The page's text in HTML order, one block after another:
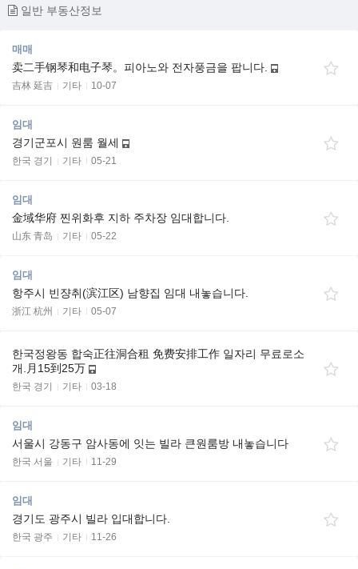
일반 부동산정보
매매
卖二手钢琴和电子琴。피아노와 전자풍금을 팝니다.
吉林 延吉 기타 10-07
임대
경기군포시 원룸 월세
한국 경기 기타 05-21
임대
金域华府 찐위화후 지하 주차장 임대합니다.
山东 青岛 기타 05-22
임대
항주시 빈쟝취(滨江区) 남향집 임대 내놓습니다.
浙江 杭州 기타 05-07
한국정왕동 합숙正往洞合租 免费安排工作 일자리 무료로소
개.月15到25万
한국 경기 기타 03-18
임대
서울시 강동구 암사동에 잇는 빌라 큰원룸방 내놓습니다
한국 서울 기타 11-29
임대
경기도 광주시 빌라 입대합니다.
한국 광주 기타 11-26